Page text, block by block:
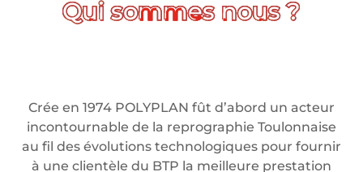
Crée en 1974 POLYPLAN fût d’abord un acteur
incontournable de la reprographie Toulonnaise
au fil des évolutions technologiques pour fournir
à une clientèle du BTP la meilleure prestation